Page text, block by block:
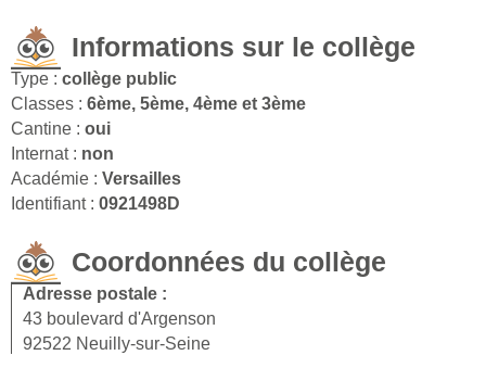
Informations sur le collège
Type : collège public
Classes : 6ème, 5ème, 4ème et 3ème
Cantine : oui
Internat : non
Académie : Versailles
Identifiant : 0921498D
Coordonnées du collège
Adresse postale :
43 boulevard d'Argenson
92522 Neuilly-sur-Seine